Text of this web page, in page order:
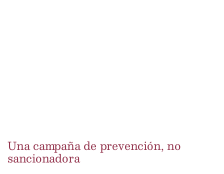
Una campaña de prevención, no
sancionadora